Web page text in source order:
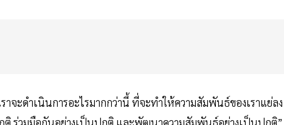
จะดำเนินการอะไรมากกว่านี้ ที่จะทำให้ความสัมพันธ์ของเราแย่ลง